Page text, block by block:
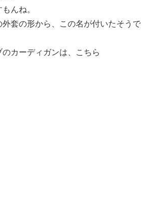
んね。
外套の形から、この名が付いたそうで
のカーディガンは、こちら